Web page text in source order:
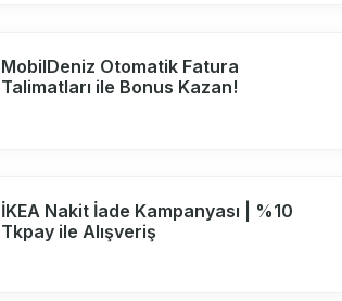
MobilDeniz Otomatik Fatura
Talimatları ile Bonus Kazan!
İKEA Nakit İade Kampanyası | %10
Tkpay ile Alışveriş